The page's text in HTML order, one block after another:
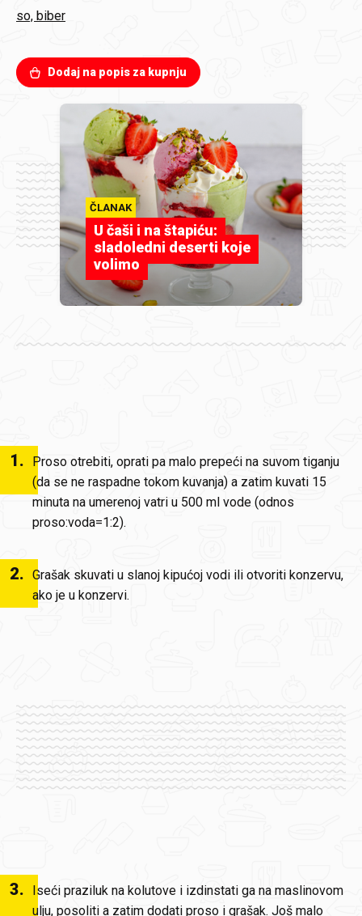
so, biber
Dodaj na popis za kupnju
ČLANAK
U čaši i na štapiću:
sladoledni deserti koje
volimo
1.
Proso otrebiti, oprati pa malo prepeći na suvom tiganju
(da se ne raspadne tokom kuvanja) a zatim kuvati 15
minuta na umerenoj vatri u 500 ml vode (odnos
proso:voda=1:2).
2. Grašak skuvati u slanoj kipućoj vodi ili otvoriti konzervu,
ako je u konzervi.
3.
Iseći praziluk na kolutove i izdinstati ga na maslinovom
ulju, posoliti a zatim dodati proso i grašak. Još malo